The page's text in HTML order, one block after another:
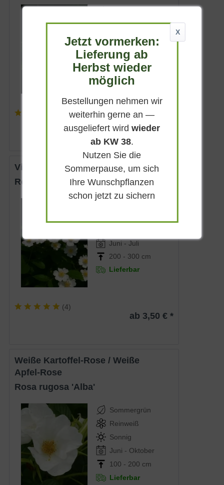
Hellrosa
Sonnig-halbschattig
200 - 300 cm
Lieferbar
)
ab 3,25 € *
Vielblütige Rose / Büschelrose
Rosa multiflora
Juni - Juli
200 - 300 cm
Lieferbar
(4)
ab 3,50 € *
Weiße Kartoffel-Rose / Weiße
Apfel-Rose
Rosa rugosa 'Alba'
Sommergrün
Reinweiß
Sonnig
Juni - Oktober
100 - 200 cm
Lieferbar
X
Jetzt vormerken:
Lieferung ab
Herbst wieder
möglich
Bestellungen nehmen wir
weiterhin gerne an —
ausgeliefert wirdwieder
ab KW 38.
Nutzen Sie die
Sommerpause, um sich
Ihre Wunschpflanzen
schon jetzt zu sichern